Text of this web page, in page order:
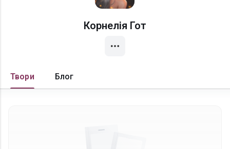
Корнелія Гот
Твори Блог